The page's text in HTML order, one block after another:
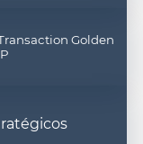
Golden
P